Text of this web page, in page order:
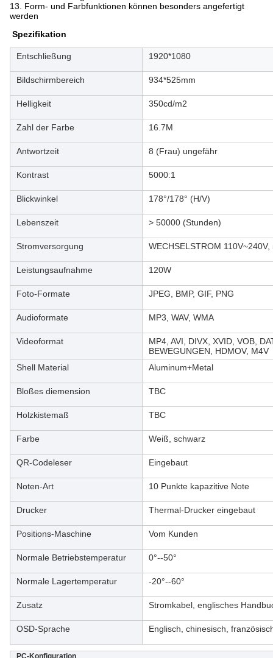
13. Form- und Farbfunktionen können besonders angefertigt
werden
Spezifikation
Entschließung 1920*1080
Bildschirmbereich 934*525mm
Helligkeit 350cd/m2
Zahl der Farbe 16.7M
Antwortzeit 8 (Frau) ungefähr
Kontrast 5000:1
Blickwinkel 178°/178° (H/V)
Lebenszeit > 50000 (Stunden)
Stromversorgung WECHSELSTROM
Leistungsaufnahme 120W
Foto-Formate JPEG, BMP, GIF, PNG
Audioformate MP3, WAV, WMA
Videoformat
MP4, AVI, DIVX, XVID, VOB,
BEWEGUNGEN, HDMOV, M4V
Shell Material
Aluminum+Metal
Bloßes diemension TBC
Holzkistemaß TBC
Farbe Weiß, schwarz
QR-Codeleser Eingebaut
Noten-Art 10 Punkte kapazitive Note
Drucker Thermal-Drucker eingebaut
Positions-Maschine Vom Kunden
Normale Betriebstemperatur 0°--50°
Normale Lagertemperatur -20°--60°
Zusatz Stromkabel, englisches
OSD-Sprache Englisch, chinesisch,
PC-Konfiguration